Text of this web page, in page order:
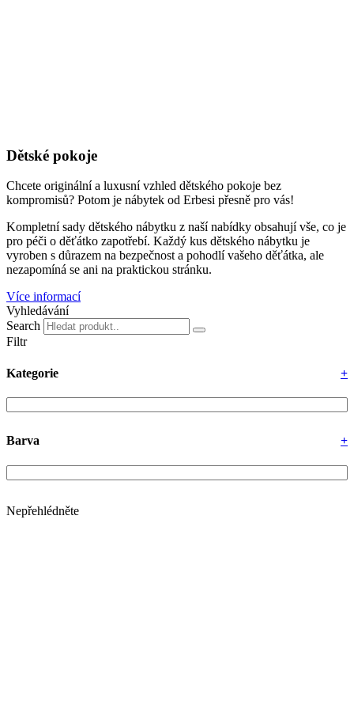
Dětské pokoje
Chcete originální a luxusní vzhled dětského pokoje bez
kompromisů? Potom je nábytek od Erbesi přesně pro vás!
Kompletní sady dětského nábytku z naší nabídky obsahují vše, co je
pro péči o děťátko zapotřebí. Každý kus dětského nábytku je
vyroben s důrazem na bezpečnost a pohodlí vašeho děťátka, ale
nezapomíná se ani na praktickou stránku.
Více informací
Vyhledávání
Search
Filtr
Kategorie +
Barva +
Nepřehlédněte